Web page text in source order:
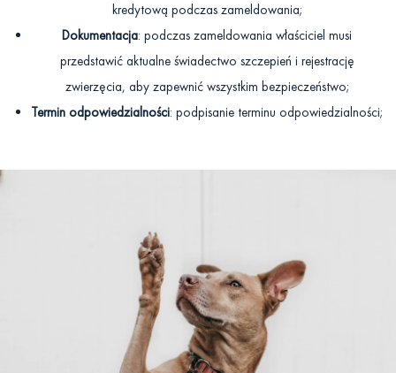
kredytową podczas zameldowania;
Dokumentacja: podczas zameldowania właściciel musi
przedstawić aktualne świadectwo szczepień i rejestrację
zwierzęcia, aby zapewnić wszystkim bezpieczeństwo;
Termin odpowiedzialności: podpisanie terminu odpowiedzialności;